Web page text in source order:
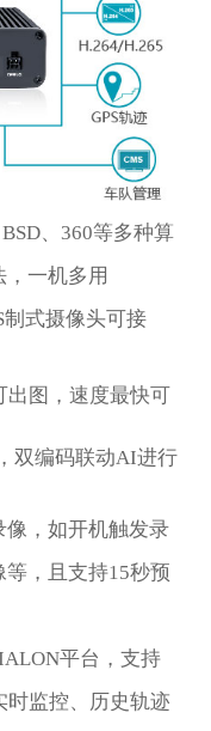
、360等多种算
一机多用
式摄像头可接
出图，速度最快可
双编码联动AI进行
，如开机触发录
，且支持15秒预
平台，支持
时监控、历史轨迹